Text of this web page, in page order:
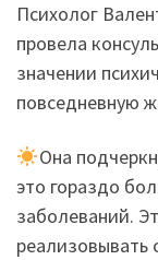
️Психолог
провела
значении
повседневную
Она
это гораздо
заболеваний.
реализовывать